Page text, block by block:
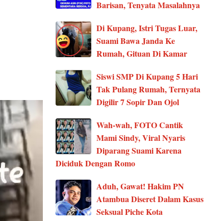
Barisan, Tenyata Masalahnya
Di Kupang, Istri Tugas Luar,
Suami Bawa Janda Ke
Rumah, Gituan Di Kamar
Siswi SMP Di Kupang 5 Hari
Tak Pulang Rumah, Ternyata
Digilir 7 Sopir Dan Ojol
Wah-wah, FOTO Cantik
Mami Sindy, Viral Nyaris
Diparang Suami Karena
Diciduk Dengan Romo
Aduh, Gawat! Hakim PN
Atambua Diseret Dalam Kasus
Seksual Piche Kota